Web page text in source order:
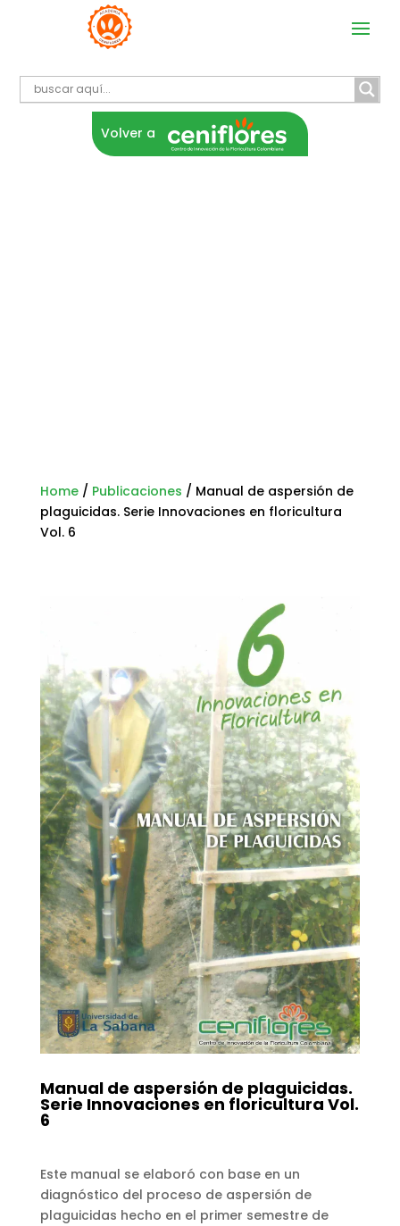
Volver a
Home/ Publicaciones / Manual de aspersión de
plaguicidas. Serie Innovaciones en floricultura
Vol. 6
Manual de aspersión de plaguicidas.
Serie Innovaciones en floricultura Vol.
6
Este manual se elaboró con base en un
diagnóstico del proceso de aspersión de
plaguicidas hecho en el primer semestre de